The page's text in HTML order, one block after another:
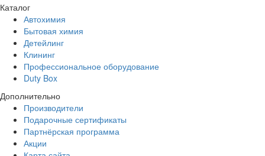
Каталог
Автохимия
Бытовая химия
Детейлинг
Клининг
Профессиональное оборудование
Duty Box
Дополнительно
Производители
Подарочные сертификаты
Партнёрская программа
Акции